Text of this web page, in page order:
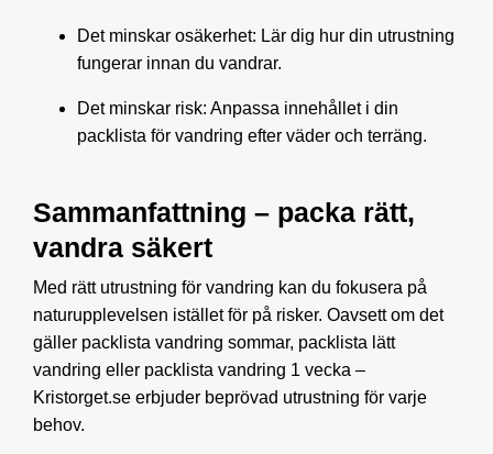
Det minskar osäkerhet: Lär dig hur din utrustning
fungerar innan du vandrar.
Det minskar risk: Anpassa innehållet i din
packlista för vandring efter väder och terräng.
Sammanfattning – packa rätt,
vandra säkert
Med rätt utrustning för vandring kan du fokusera på
naturupplevelsen istället för på risker. Oavsett om det
gäller packlista vandring sommar, packlista lätt
vandring eller packlista vandring 1 vecka –
Kristorget.se erbjuder beprövad utrustning för varje
behov.